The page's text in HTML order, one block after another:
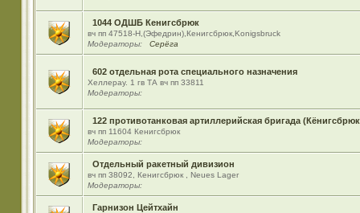
1044 ОДШБ Кенигсбрюк
вч пп 47518-Н,(Эфедрин),Кенигсбрюк,Konigsbruck
Модераторы:
Серёга
602 отдельная рота специального назначения
Хеллерау. 1 гв ТА вч пп 33811
Модераторы:
122 противотанковая артиллерийская бригада
вч пп 11604 Кенигсбрюк
Модераторы:
Отдельный ракетный дивизион
вч пп 38092, Кенигсбрюк , Neues Lager
Модераторы:
Гарнизон Цейтхайн